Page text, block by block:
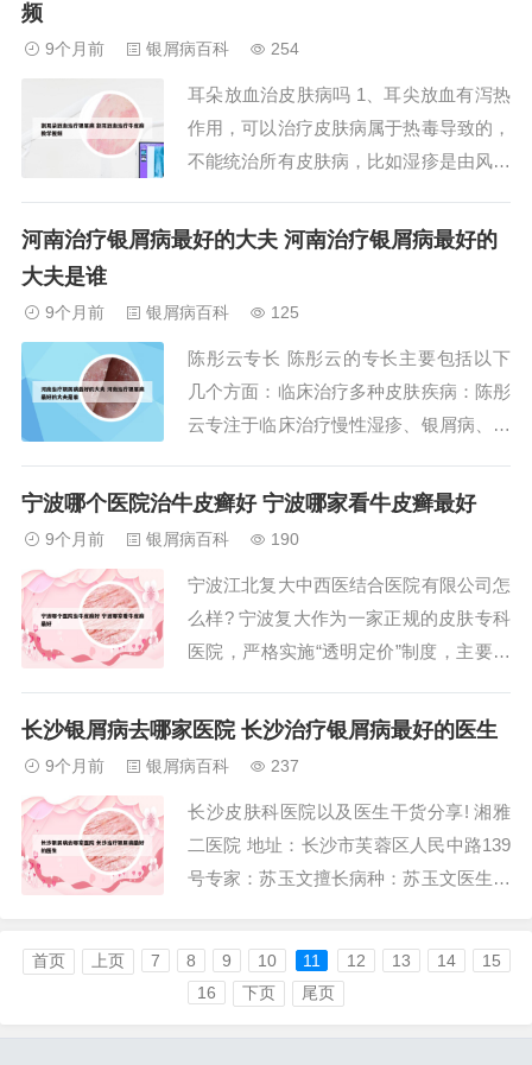
医皮肤病非常复杂，在此只能介绍几种可
选用八宝...
频
9个月前 银屑病百科 254
耳朵放血治皮肤病吗 1、耳尖放血有泻热
作用，可以治疗皮肤病属于热毒导致的，
不能统治所有皮肤病，比如湿疹是由风，
临床可见皮肤潮红，肿胀，糜烂，骚痒舌
都不适合这种治疗。2、耳朵放血一般能
治皮肤病，皮...
河南治疗银屑病最好的大夫 河南治疗银屑病最好的
大夫是谁
9个月前 银屑病百科 125
陈彤云专长 陈彤云的专长主要包括以下
几个方面：临床治疗多种皮肤疾病：陈彤
云专注于临床治疗慢性湿疹、银屑病、神
遗症等皮肤疾病，疗效显著。攻克皮肤顽
扁平疣等皮肤顽疾，取得了重要的进展。
陈彤云专注于...
宁波哪个医院治牛皮癣好 宁波哪家看牛皮癣最好
9个月前 银屑病百科 190
宁波江北复大中西医结合医院有限公司怎
么样? 宁波复大作为一家正规的皮肤专科
医院，严格实施“透明定价”制度，主要从
务等方面着手，并严格按照国家规定制定
题。从澥浦出发，步行860米，乘坐5路公
交...
长沙银屑病去哪家医院 长沙治疗银屑病最好的医生
9个月前 银屑病百科 237
长沙皮肤科医院以及医生干货分享! 湘雅
二医院 地址：长沙市芙蓉区人民中路139
号专家：苏玉文擅长病种：苏玉文医生在
痤疮）、荨麻疹、性病、湿疹、特应性皮
炎的诊断和治疗方面具有丰富的经验。他
能够准确判断病情，制定个性化的治疗方
首页 上页 7 8 9 10 11 12 13 14
15
16
下页 尾页